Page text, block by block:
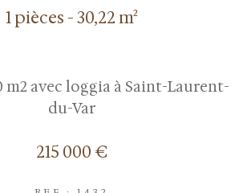
1 pièces - 30,22 m²
m2 avec loggia à Saint-Laurent-
du-Var
215 000 €